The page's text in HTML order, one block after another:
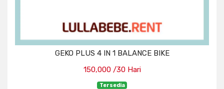
GEKO PLUS 4 IN 1 BALANCE BIKE
150,000 /30 Hari
Tersedia